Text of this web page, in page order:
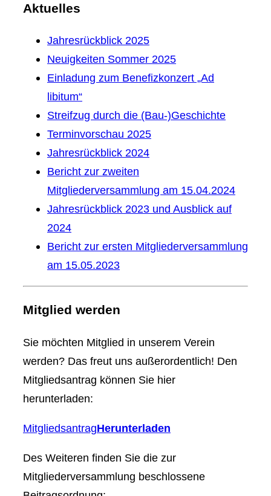
Aktuelles
Jahresrückblick 2025
Neuigkeiten Sommer 2025
Einladung zum Benefizkonzert „Ad
libitum“
Streifzug durch die (Bau-)Geschichte
Terminvorschau 2025
Jahresrückblick 2024
Bericht zur zweiten
Mitgliederversammlung am 15.04.2024
Jahresrückblick 2023 und Ausblick auf
2024
Bericht zur ersten Mitgliederversammlung
am 15.05.2023
Mitglied werden
Sie möchten Mitglied in unserem Verein
werden? Das freut uns außerordentlich! Den
Mitgliedsantrag können Sie hier
herunterladen:
MitgliedsantragHerunterladen
Des Weiteren finden Sie die zur
Mitgliederversammlung beschlossene